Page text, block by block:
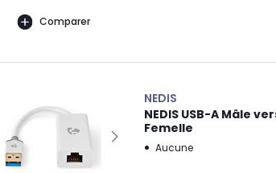
Comparer
NEDIS
NEDIS USB-A Mâle
Femelle
Aucune